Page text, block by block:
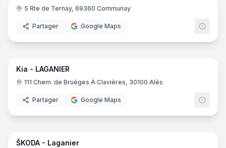
5 Rte de Ternay, 69360 Communay
Partager Google Maps
19
Kia - LAGANIER
111 Chem. de Bruèges À Clavières, 30100 Alès
Partager Google Maps
15
ŠKODA - Laganier